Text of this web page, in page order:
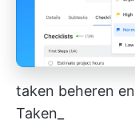
taken beheren
Taken_